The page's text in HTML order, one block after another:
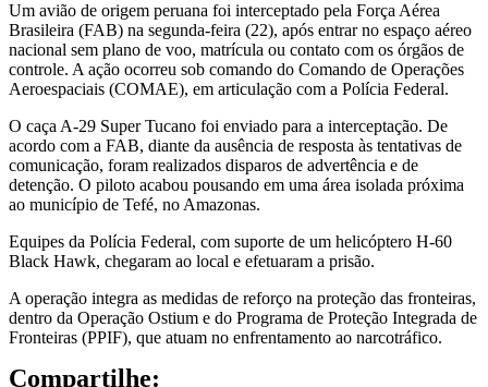
Um avião de origem peruana foi interceptado pela Força Aérea
Brasileira (FAB) na segunda-feira (22), após entrar no espaço aéreo
nacional sem plano de voo, matrícula ou contato com os órgãos de
controle. A ação ocorreu sob comando do Comando de Operações
Aeroespaciais (COMAE), em articulação com a Polícia Federal.
O caça A-29 Super Tucano foi enviado para a interceptação. De
acordo com a FAB, diante da ausência de resposta às tentativas de
comunicação, foram realizados disparos de advertência e de
detenção. O piloto acabou pousando em uma área isolada próxima
ao município de Tefé, no Amazonas.
Equipes da Polícia Federal, com suporte de um helicóptero H-60
Black Hawk, chegaram ao local e efetuaram a prisão.
A operação integra as medidas de reforço na proteção das fronteiras,
dentro da Operação Ostium e do Programa de Proteção Integrada de
Fronteiras (PPIF), que atuam no enfrentamento ao narcotráfico.
Compartilhe: